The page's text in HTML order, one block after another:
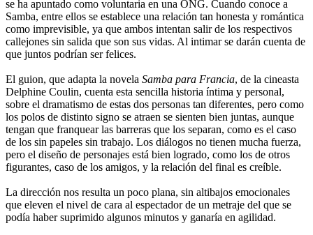
se ha apuntado como voluntaria en una ONG. Cuando conoce a
Samba, entre ellos se establece una relación tan honesta y romántica
como imprevisible, ya que ambos intentan salir de los respectivos
callejones sin salida que son sus vidas. Al intimar se darán cuenta de
que juntos podrían ser felices.
El guion, que adapta la novela Samba para Francia, de la cineasta
Delphine Coulin, cuenta esta sencilla historia íntima y personal,
sobre el dramatismo de estas dos personas tan diferentes, pero como
los polos de distinto signo se atraen se sienten bien juntas, aunque
tengan que franquear las barreras que los separan, como es el caso
de los sin papeles sin trabajo. Los diálogos no tienen mucha fuerza,
pero el diseño de personajes está bien logrado, como los de otros
figurantes, caso de los amigos, y la relación del final es creíble.
La dirección nos resulta un poco plana, sin altibajos emocionales
que eleven el nivel de cara al espectador de un metraje del que se
podía haber suprimido algunos minutos y ganaría en agilidad.